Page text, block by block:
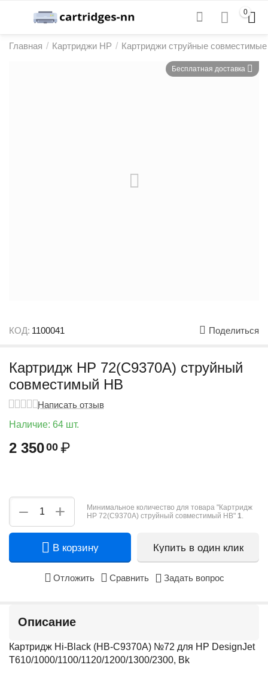
0
Главная / Картриджи HP / Картриджи струйные
Бесплатная доставка
КОД: 1100041 Поделиться
Картридж HP 72(C9370A) струйный
совместимый HB
Написать отзыв
Наличие: 64 шт.
2 35000 ₽
+
−
Минимальное количество для товара "Картридж
HP 72(C9370A) струйный совместимый HB" 1.
В корзину Купить в один клик
Отложить Сравнить Задать вопрос
Описание
Картридж Hi-Black (HB-C9370A) №72 для HP DesignJet
T610/1000/1100/1120/1200/1300/2300, Bk